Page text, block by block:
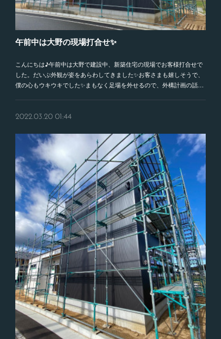
午前中は大野の現場打合せ✨
こんにちは♪午前中は大野で建設中、新築住宅の現場でお客様打合せで
した。だいぶ外観が姿をあらわしてきました✨お客さまも嬉しそうで、
僕の心もウキウキでした✨まもなく足場を外せるので、外構計画の話…
2022.03.20 01:44